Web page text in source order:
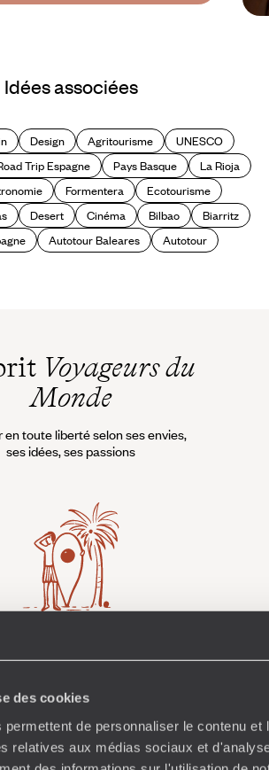
des cookies
permettent de personnaliser le contenu et
relatives aux médias sociaux et
Idées associées
Design Agritourisme
UNESCO
Trip Espagne Pays Basque
La Rioja
Formentera
Ecotourisme
Desert Cinéma Bilbao
Biarritz
Autotour Baleares Autotour
Voyageurs du
Monde
en toute liberté selon ses envies,
ses idées, ses passions
beau jamais à court d’idées, ils vous
ateliers, rencontres…